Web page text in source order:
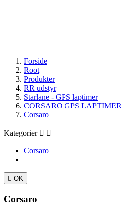
Forside
Root
Produkter
RR udstyr
Starlane - GPS laptimer
CORSARO GPS LAPTIMER
Corsaro
Kategorier  
Corsaro
 OK
Corsaro